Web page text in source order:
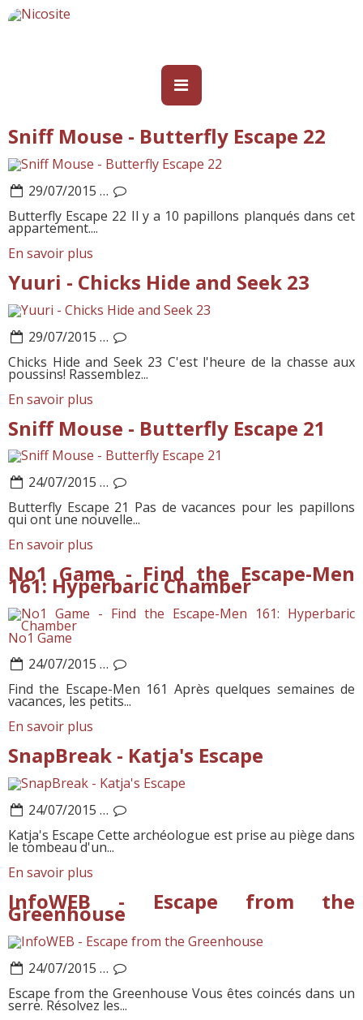
Sniff Mouse - Butterfly Escape 22
29/07/2015 …
Butterfly Escape 22 Il y a 10 papillons planqués dans cet
appartement....
En savoir plus
Yuuri - Chicks Hide and Seek 23
29/07/2015 …
Chicks Hide and Seek 23 C'est l'heure de la chasse aux
poussins! Rassemblez...
En savoir plus
Sniff Mouse - Butterfly Escape 21
24/07/2015 …
Butterfly Escape 21 Pas de vacances pour les papillons
qui ont une nouvelle...
En savoir plus
No1 Game - Find the Escape-Men
161: Hyperbaric Chamber
No1 Game
24/07/2015 …
Find the Escape-Men 161 Après quelques semaines de
vacances, les petits...
En savoir plus
SnapBreak - Katja's Escape
24/07/2015 …
Katja's Escape Cette archéologue est prise au piège dans
le tombeau d'un...
En savoir plus
InfoWEB - Escape from the
Greenhouse
24/07/2015 …
Escape from the Greenhouse Vous êtes coincés dans un
serre. Résolvez les...